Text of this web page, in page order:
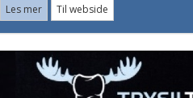
Les mer Til webside